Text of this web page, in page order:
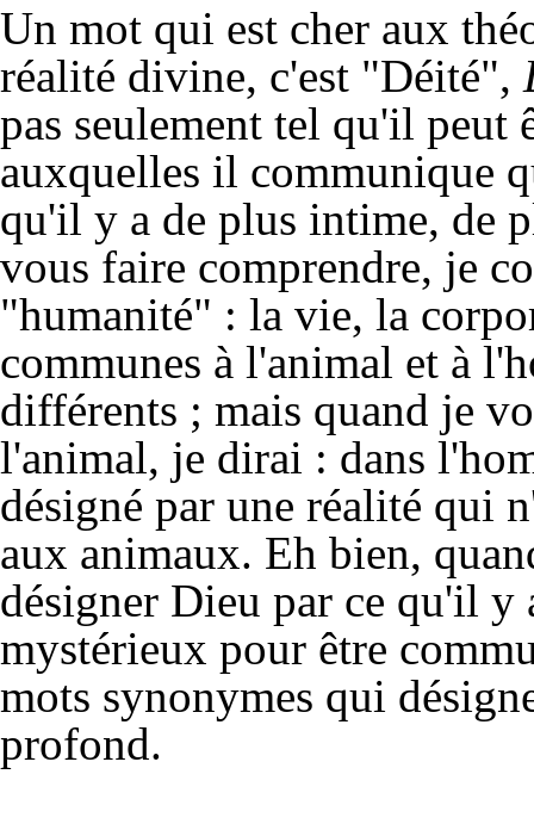
Un mot qui est cher aux
réalité divine, c'est "Déité",
pas seulement tel qu'il peut
auxquelles il communique
qu'il y a de plus intime, de
vous faire comprendre, je
"humanité" : la vie, la
communes à l'animal et à
différents ; mais quand je
l'animal, je dirai : dans
désigné par une réalité qui
aux animaux. Eh bien,
désigner Dieu par ce qu'il
mystérieux pour être
mots synonymes qui
profond.